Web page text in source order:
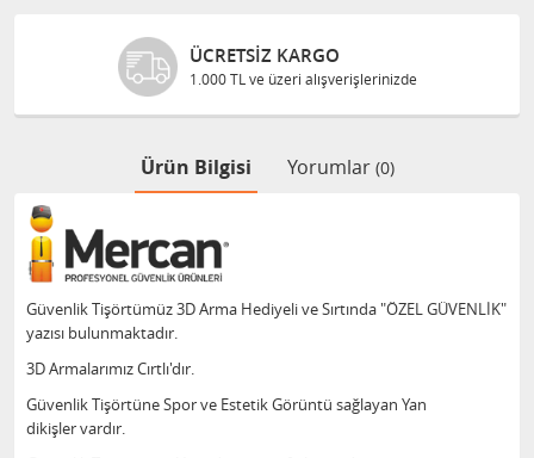
üzeri alışverişlerinizde
Ürün Bilgisi Yorumlar (0)
Güvenlik Tişörtümüz 3D Arma Hediyeli ve Sırtında "ÖZEL GÜVENLİK"
yazısı bulunmaktadır.
3D Armalarımız Cırtlı'dır.
Güvenlik Tişörtüne Spor ve Estetik Görüntü sağlayan Yan
dikişler vardır.